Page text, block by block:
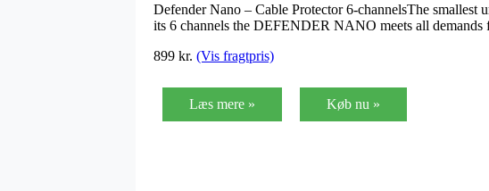
Defender Nano – Cable Protector 6-channelsThe
its 6 channels the DEFENDER NANO meets all demands
899 kr. (Vis fragtpris)
Læs mere » Køb nu »